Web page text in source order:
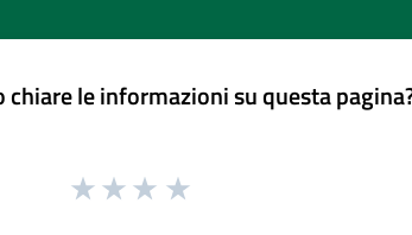
chiare le informazioni su questa